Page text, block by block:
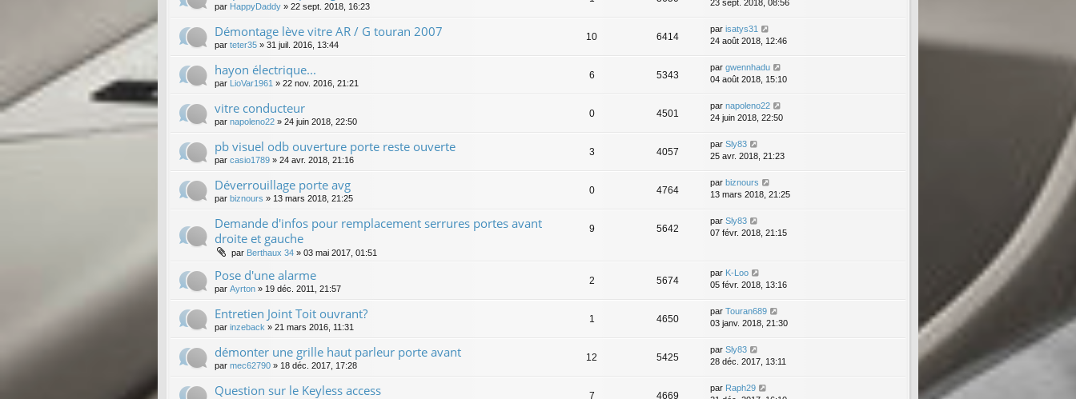
par HappyDaddy » 22 sept. 2018, 16:23
23 sept. 2018, 08:56
Démontage lève vitre AR / G touran 2007
par teter35 » 31 juil. 2016, 13:44
10 6414
par isatys31
24 août 2018, 12:46
hayon électrique...
par LioVar1961 » 22 nov. 2016, 21:21
6 5343
par gwennhadu
04 août 2018, 15:10
vitre conducteur
par napoleno22 » 24 juin 2018, 22:50
0 4501
par napoleno22
24 juin 2018, 22:50
pb visuel odb ouverture porte reste ouverte
par casio1789 » 24 avr. 2018, 21:16
3 4057
par Sly83
25 avr. 2018, 21:23
Déverrouillage porte avg
par biznours » 13 mars 2018, 21:25
0 4764
par biznours
13 mars 2018, 21:25
Demande d'infos pour remplacement serrures portes avant
droite et gauche
par Berthaux 34 » 03 mai 2017, 01:51
9 5642
par Sly83
07 févr. 2018, 21:15
Pose d'une alarme
par Ayrton » 19 déc. 2011, 21:57
2 5674
par K-Loo
05 févr. 2018, 13:16
Entretien Joint Toit ouvrant?
par inzeback » 21 mars 2016, 11:31
1 4650
par Touran689
03 janv. 2018, 21:30
démonter une grille haut parleur porte avant
par mec62790 » 18 déc. 2017, 17:28
12 5425
par Sly83
28 déc. 2017, 13:11
Question sur le Keyless access 7 4669
par Raph29